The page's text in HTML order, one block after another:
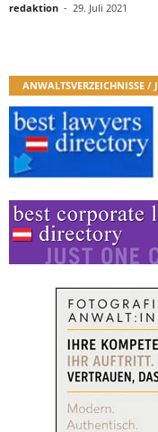
redaktion - 29. Juli 2021
ANWALTSVERZEICHNISSE /